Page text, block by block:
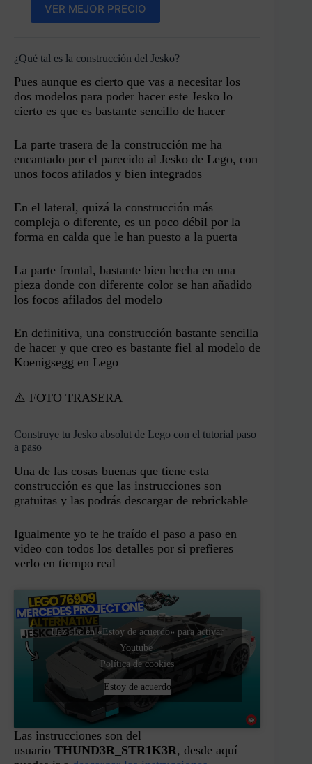
VER MEJOR PRECIO
¿Qué tal es la construcción del Jesko?
Pues aunque es cierto que vas a necesitar los
dos modelos para poder hacer este Jesko lo
cierto es que es bastante sencillo de hacer
La parte trasera de la construcción me ha
encantado por el parecido al Jesko de Lego, con
unos focos afilados y bien integrados
En el lateral, quizá la construcción más
compleja o diferente, es un poco débil por la
forma en calda que le han puesto a la puerta
La parte frontal, bastante bien hecha en una
pieza donde con diferente color se han añadido
los focos afilados del modelo
En definitiva, una construcción bastante sencilla
de hacer y que creo es bastante fiel al modelo de
Koenigsegg en Lego
⚠️ FOTO TRASERA
Construye tu Jesko absolut de Lego con el tutorial paso
a paso
Una de las cosas buenas que tiene esta
construcción es que las instrucciones son
gratuitas y las podrás descargar de rebrickable
Igualmente yo te he traído el paso a paso en
video con todos los detalles por si prefieres
verlo en tiempo real
Haz clic en «Estoy de acuerdo» para activar
Youtube
Política de cookies
Estoy de acuerdo
Las instrucciones son del
usuario THUND3R_STR1K3R, desde aquí